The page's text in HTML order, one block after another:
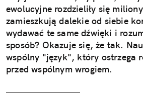
ewolucyjne rozdzieliły się
zamieszkują dalekie od siebie
wydawać te same dźwięki i
sposób? Okazuje się, że tak.
wspólny "język", który ostrzega
przed wspólnym wrogiem.